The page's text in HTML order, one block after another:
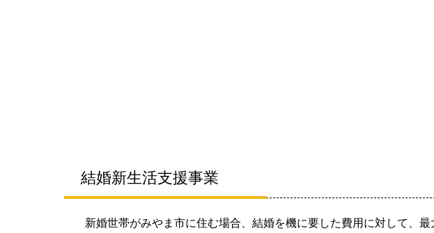
結婚新生活支援事業
新婚世帯がみやま市に住む場合、結婚を機に要した費用に対して、最